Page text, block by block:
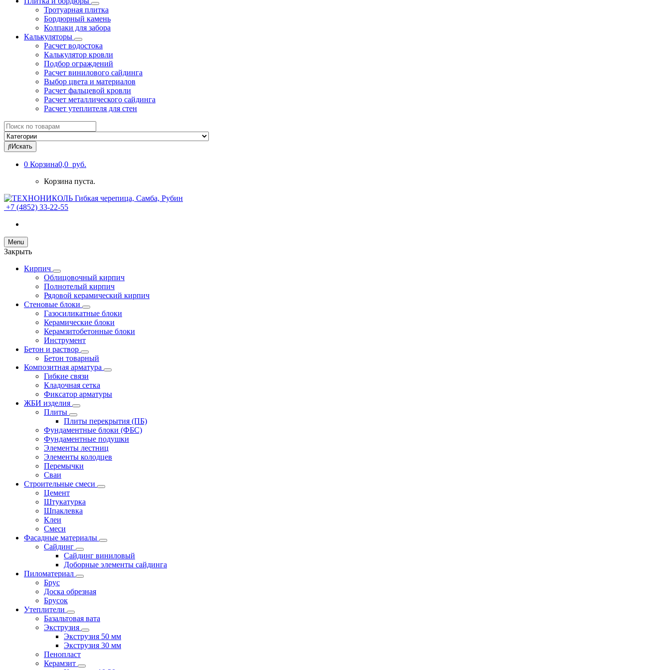
Тротуарная плитка
Бордюрный камень
Колпаки для забора
Калькуляторы
Расчет водостока
Калькулятор кровли
Подбор ограждений
Расчет винилового сайдинга
Выбор цвета и материалов
Расчет фальцевой кровли
Расчет металлического сайдинга
Расчет утеплителя для стен
Search
for:
Искать
0 Корзина0,0 руб.
Корзина пуста.
+7 (4852) 33-22-55
Menu
Закрыть
Кирпич
Облицовочный кирпич
Полнотелый кирпич
Рядовой керамический кирпич
Стеновые блоки
Газосиликатные блоки
Керамические блоки
Керамзитобетонные блоки
Инструмент
Бетон и раствор
Бетон товарный
Композитная арматура
Гибкие связи
Кладочная сетка
Фиксатор арматуры
ЖБИ изделия
Плиты
Плиты перекрытия (ПБ)
Фундаментные блоки (ФБС)
Фундаментные подушки
Элементы лестниц
Элементы колодцев
Перемычки
Сваи
Строительные смеси
Цемент
Штукатурка
Шпаклевка
Клеи
Смеси
Фасадные материалы
Сайдинг
Сайдинг виниловый
Доборные элементы сайдинга
Пиломатериал
Брус
Доска обрезная
Брусок
Утеплители
Базальтовая вата
Экструзия
Экструзия 50 мм
Экструзия 30 мм
Пенопласт
Керамзит